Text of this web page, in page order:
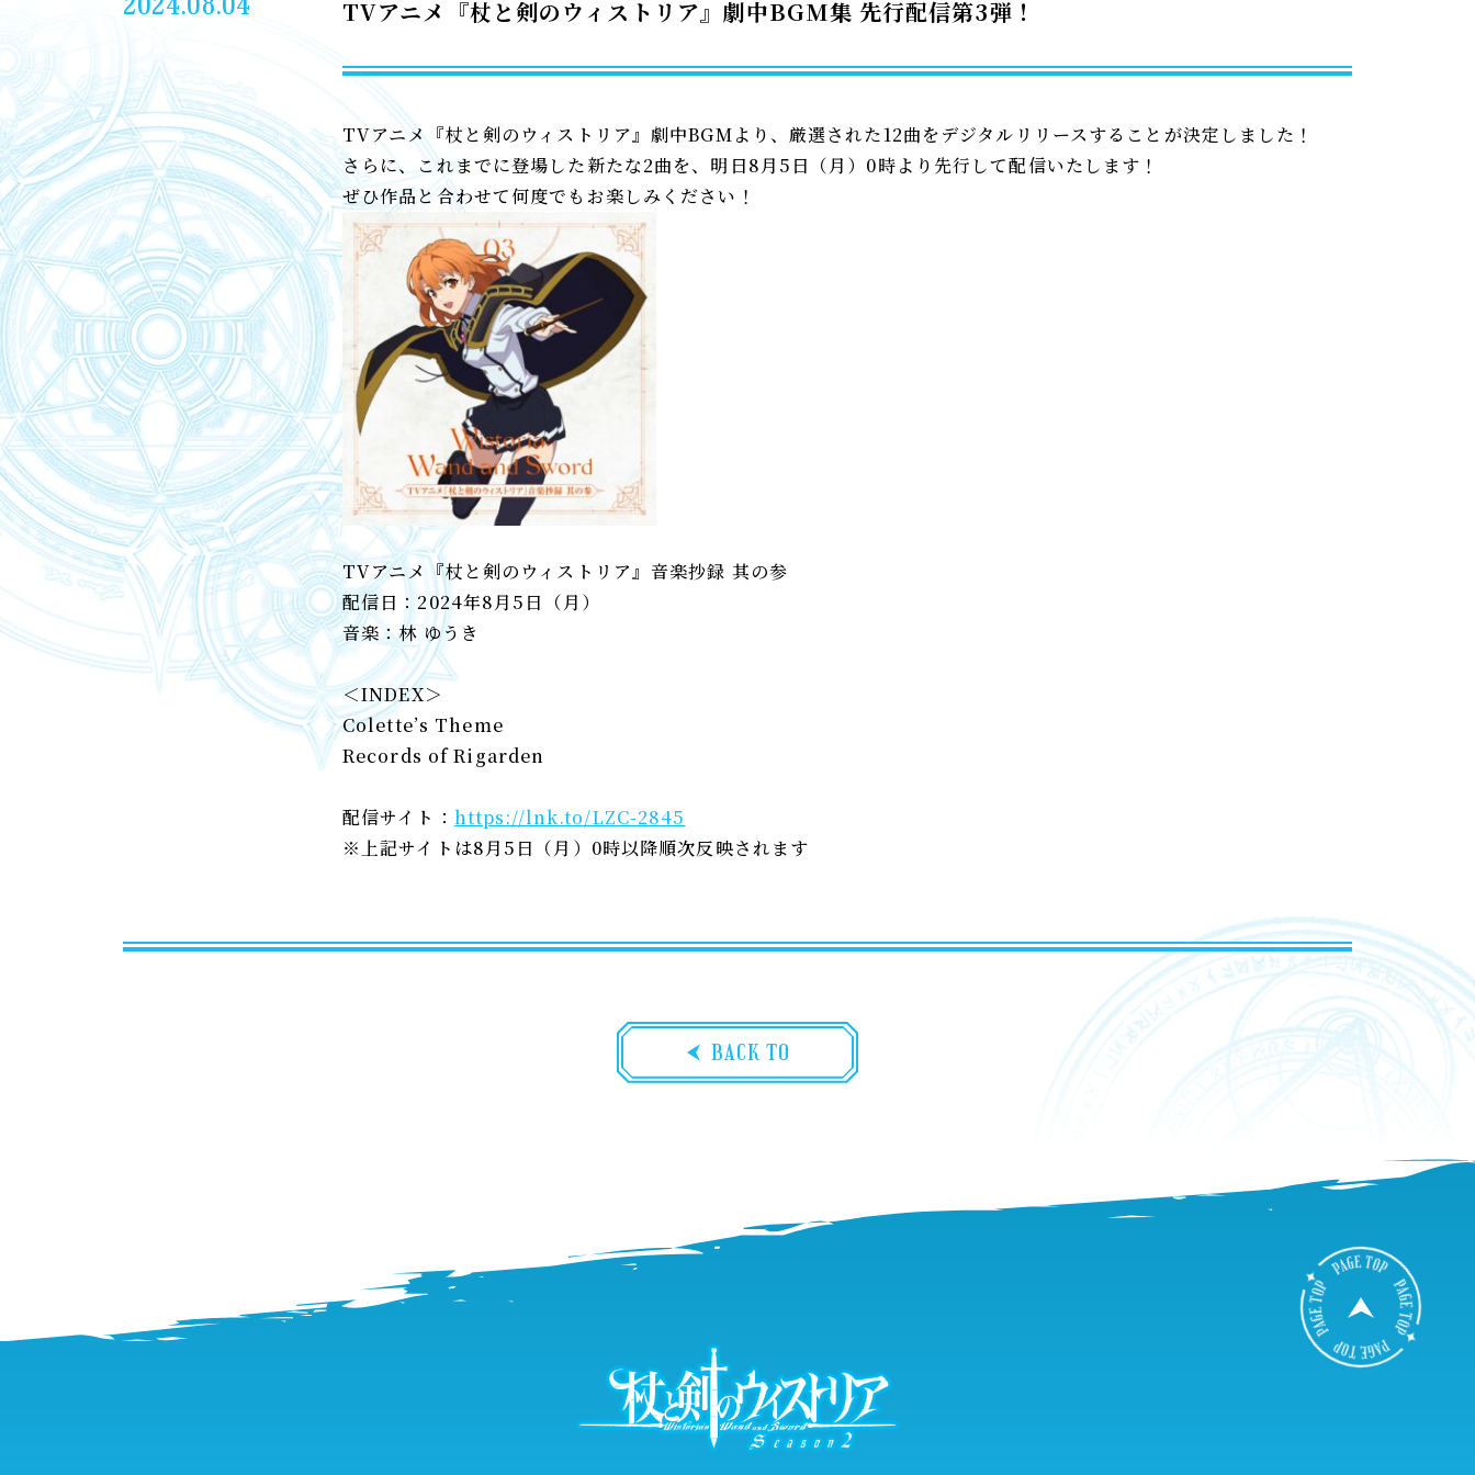
TVアニメ『杖と剣のウィストリア』劇中BGM集 先行配信第3弾！
TVアニメ『杖と剣のウィストリア』劇中BGMより、厳選された12曲をデジタルリリースすることが決定しました！
さらに、これまでに登場した新たな2曲を、明日8月5日（月）0時より先行して配信いたします！
ぜひ作品と合わせて何度でもお楽しみください！
TVアニメ『杖と剣のウィストリア』音楽抄録 其の参
配信日：2024年8月5日（月）
音楽：林 ゆうき
＜INDEX＞
Colette’s Theme
Records of Rigarden
配信サイト： https://lnk.to/LZC-2845
※上記サイトは8月5日（月）0時以降順次反映されます
BACK TO
B
A
C